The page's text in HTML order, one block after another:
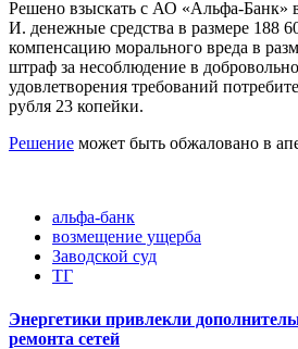
Решено взыскать с АО «Альфа-Банк»
И. денежные средства в размере 188
компенсацию морального вреда в
штраф за несоблюдение в
удовлетворения требований
рубля 23 копейки.
Решение может быть обжаловано в
альфа-банк
возмещение ущерба
Заводской суд
ТГ
Энергетики привлекли
ремонта сетей